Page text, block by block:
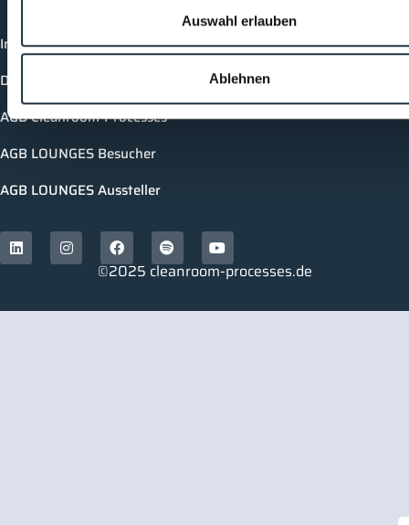
Auswahl erlauben
Ablehnen
Impressum
Datenschutzerklärung
AGB Cleanroom-Processes
AGB LOUNGES Besucher
AGB LOUNGES Aussteller
©2025 cleanroom-processes.de